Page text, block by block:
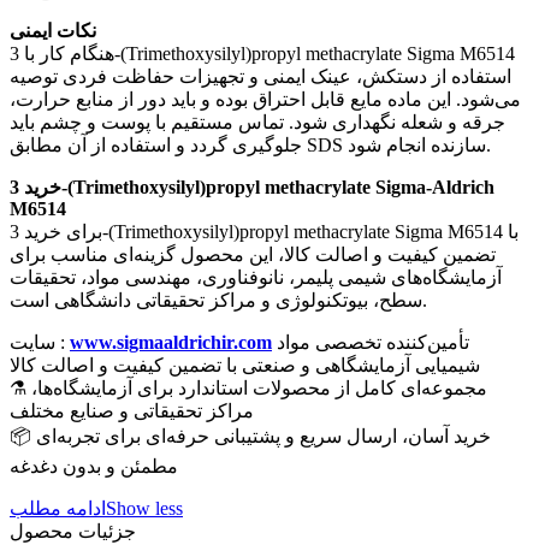
نکات ایمنی
هنگام کار با 3-(Trimethoxysilyl)propyl methacrylate Sigma M6514
استفاده از دستکش، عینک ایمنی و تجهیزات حفاظت فردی توصیه
می‌شود. این ماده مایع قابل احتراق بوده و باید دور از منابع حرارت،
جرقه و شعله نگهداری شود. تماس مستقیم با پوست و چشم باید
جلوگیری گردد و استفاده از آن مطابق SDS سازنده انجام شود.
خرید 3-(Trimethoxysilyl)propyl methacrylate Sigma-Aldrich
M6514
برای خرید 3-(Trimethoxysilyl)propyl methacrylate Sigma M6514 با
تضمین کیفیت و اصالت کالا، این محصول گزینه‌ای مناسب برای
آزمایشگاه‌های شیمی پلیمر، نانوفناوری، مهندسی مواد، تحقیقات
سطح، بیوتکنولوژی و مراکز تحقیقاتی دانشگاهی است.
سایت : www.sigmaaldrichir.com
شیمیایی آزمایشگاهی و صنعتی با تضمین کیفیت و اصالت کالا
⚗️ مجموعه‌ای کامل از محصولات استاندارد برای آزمایشگاه‌ها،
مراکز تحقیقاتی و صنایع مختلف
📦 خرید آسان، ارسال سریع و پشتیبانی حرفه‌ای برای تجربه‌ای
مطمئن و بدون دغدغه
ادامه مطلب Show less
جزئیات محصول